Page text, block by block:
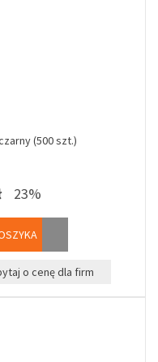
(500 szt.)
23%
o cenę dla firm